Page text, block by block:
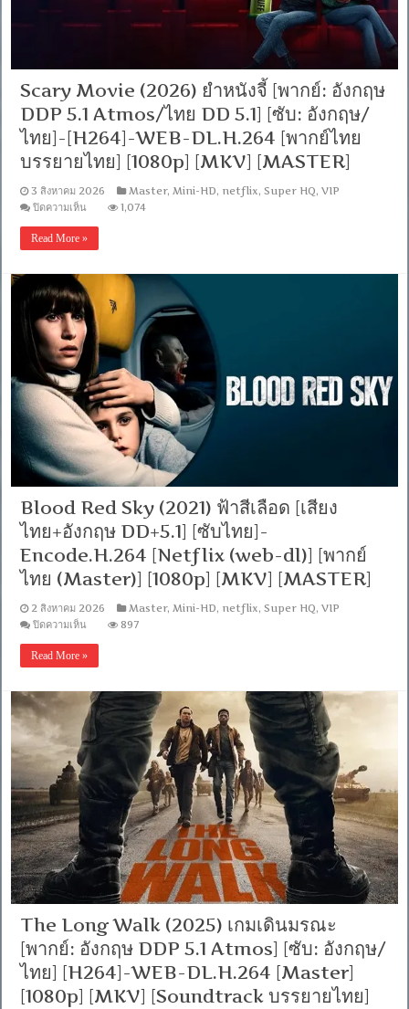
DD
ไทย]-
[H264]
WEB-
DL.H.264
ไทย
บรรยาย
[1080p]
[MKV]
[MASTER]
Scary Movie (2026) ยำหนังจี้ [พากย์: อังกฤษ
DDP 5.1 Atmos/ไทย DD 5.1] [ซับ: อังกฤษ/
ไทย]-[H264]-WEB-DL.H.264 [พากย์ไทย
บรรยายไทย] [1080p] [MKV] [MASTER]
3 สิงหาคม 2026 Master,Mini-HD, netflix,Super HQ,VIP
ปิดความเห็นบน
(2026)
หนัง
จี้
[พากย์:
อังกฤษ
DDP
5.1
Atmos/
ไทย
DD
5.1]
[ซับ:
อังกฤษ/
ไทย]-
[H264]-
WEB-
[พากย์
ไทย
บรรยาย
ไทย]
[1080p]
[MKV]
[MASTER]
1,074
Read More »
Blood Red Sky (2021) ฟ้าสีเลือด [เสียง
ไทย+อังกฤษ DD+5.1] [ซับไทย]-
Encode.H.264 [Netflix (web-dl)] [พากย์
ไทย (Master)] [1080p] [MKV] [MASTER]
2 สิงหาคม 2026 Master,Mini-HD, netflix,Super HQ,VIP
ปิดความเห็นบน
Sky
ฟ้า
สี
เลือด
[เสียง
ไทย+อังกฤษ
[ซับ
ไทย]-
Encode.H.264
[Netflix
(web-
dl)]
[พากย์
ไทย
(Master)]
[MKV]
[MASTER]
897
Read More »
The Long Walk (2025) เกมเดินมรณะ
[พากย์: อังกฤษ DDP 5.1 Atmos] [ซับ: อังกฤษ/
ไทย] [H264]-WEB-DL.H.264 [Master]
[1080p] [MKV] [Soundtrack บรรยายไทย]